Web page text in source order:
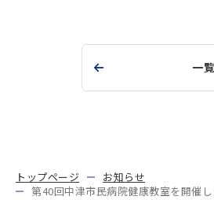
一
トップページ
お知らせ
第40回中津市民病院健康教室を開催し